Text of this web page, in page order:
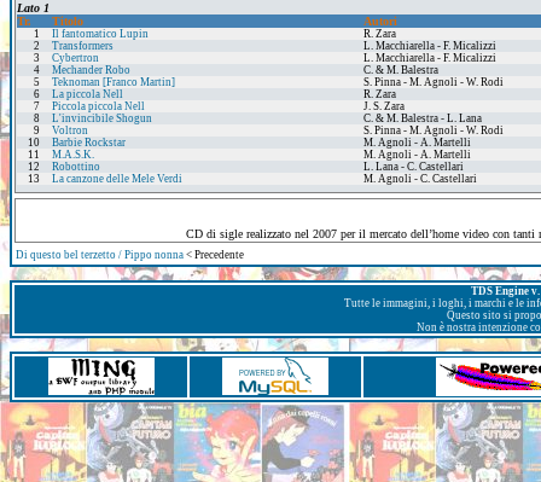
Lato 1
Tr.
Titolo Autori
1 Il fantomatico Lupin
R. Zara
2
Transformers
L. Macchiarella - F. Micalizzi
3
Cybertron
L. Macchiarella - F. Micalizzi
4
Mechander Robo
C. & M. Balestra
5
Teknoman [Franco Martin]
S. Pinna - M. Agnoli - W. Rodi
6
La piccola Nell
R. Zara
7
Piccola piccola Nell
J. S. Zara
8
L'invincibile Shogun
C. & M. Balestra - L. Lana
9
Voltron
S. Pinna - M. Agnoli - W. Rodi
10
Barbie Rockstar
M. Agnoli - A. Martelli
11
M.A.S.K.
M. Agnoli - A. Martelli
12
Robottino
L. Lana - C. Castellari
13
La canzone delle Mele Verdi M. Agnoli - C. Castellari
CD di sigle realizzato nel 2007 per il mercato dell’home video con
Di questo bel terzetto / Pippo nonna < Precedente
TDS Engine
Tutte le immagini, i loghi, i marchi e le
Questo sito si
Non è nostra intenzione